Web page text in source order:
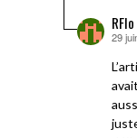
RFlo
dit :
29